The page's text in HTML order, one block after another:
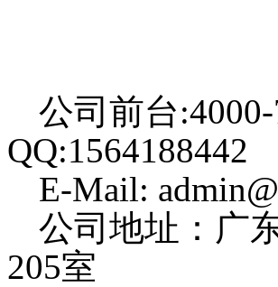
公司前台
QQ:1564188442
E-Mail:
公司地址：广
205室